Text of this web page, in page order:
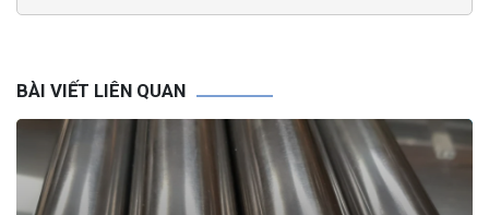
BÀI VIẾT LIÊN QUAN